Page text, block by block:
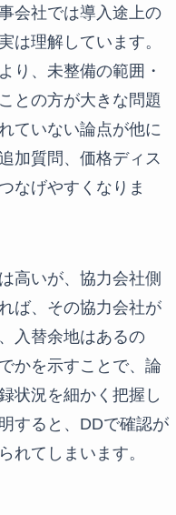
会社では導入途上の
は理解しています。
り、未整備の範囲・
との方が大きな問題
ていない論点が他に
加質問、価格ディス
なげやすくなりま
高いが、協力会社側
ば、その協力会社が
入替余地はあるの
かを示すことで、論
状況を細かく把握し
すると、DDで確認が
れてしまいます。